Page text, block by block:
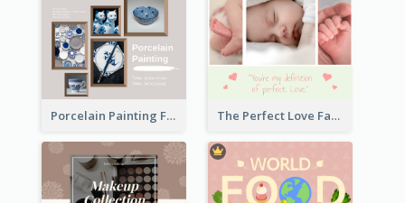
Porcelain Painting Facebook Post The Perfect Love Facebook Post